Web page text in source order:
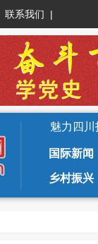
联系我们 |
魅力四川
国际新闻
乡村振兴